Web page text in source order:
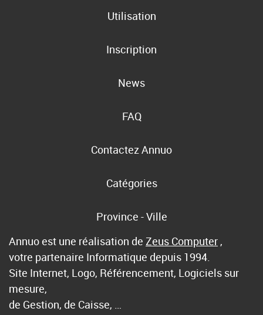
Utilisation
Inscription
News
FAQ
Contactez Annuo
Catégories
Province - Ville
Annuo est une réalisation de Zeus Computer ,
votre partenaire Informatique depuis 1994.
Site Internet, Logo, Référencement, Logiciels sur
mesure,
de Gestion, de Caisse, …